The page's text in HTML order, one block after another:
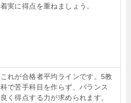
着実に得点を重ねましょう。
これが合格者平均ラインです。5教
科で苦手科目を作らず、バランス
良く得点する力が求められます。